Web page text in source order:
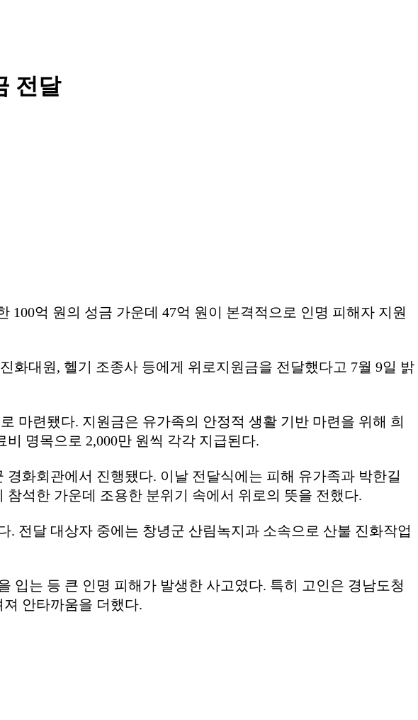
전달
억 원의 성금 가운데 47억 원이 본격적으로 인명 피해자 지원
화대원, 헬기 조종사 등에게 위로지원금을 전달했다고 7월 9일 밝
마련됐다. 지원금은 유가족의 안정적 생활 기반 마련을 위해 희
명목으로 2,000만 원씩 각각 지급된다.
화회관에서 진행됐다. 이날 전달식에는 피해 유가족과 박한길
석한 가운데 조용한 분위기 속에서 위로의 뜻을 전했다.
전달 대상자 중에는 창녕군 산림녹지과 소속으로 산불 진화작업
입는 등 큰 인명 피해가 발생한 사고였다. 특히 고인은 경남도청
안타까움을 더했다.